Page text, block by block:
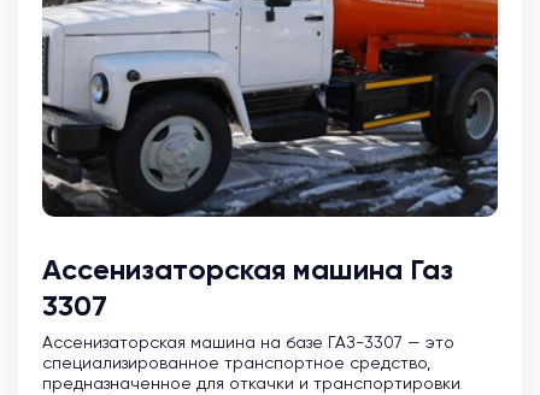
Ассенизаторская машина Газ
3307
Ассенизаторская машина на базе ГАЗ-3307 — это
специализированное транспортное средство,
предназначенное для откачки и транспортировки